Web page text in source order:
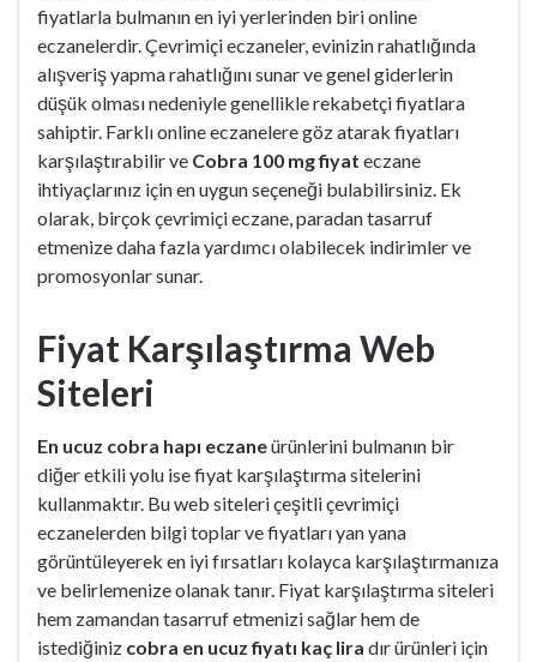
fiyatlarla bulmanın en iyi yerlerinden biri online
eczanelerdir. Çevrimiçi eczaneler, evinizin rahatlığında
alışveriş yapma rahatlığını sunar ve genel giderlerin
düşük olması nedeniyle genellikle rekabetçi fiyatlara
sahiptir. Farklı online eczanelere göz atarak fiyatları
karşılaştırabilir ve Cobra 100 mg fiyat eczane
ihtiyaçlarınız için en uygun seçeneği bulabilirsiniz. Ek
olarak, birçok çevrimiçi eczane, paradan tasarruf
etmenize daha fazla yardımcı olabilecek indirimler ve
promosyonlar sunar.
Fiyat Karşılaştırma Web
Siteleri
En ucuz cobra hapı eczaneürünlerini bulmanın bir
diğer etkili yolu ise fiyat karşılaştırma sitelerini
kullanmaktır. Bu web siteleri çeşitli çevrimiçi
eczanelerden bilgi toplar ve fiyatları yan yana
görüntüleyerek en iyi fırsatları kolayca karşılaştırmanıza
ve belirlemenize olanak tanır. Fiyat karşılaştırma siteleri
hem zamandan tasarruf etmenizi sağlar hem de
istediğiniz cobra en ucuz fiyatı kaç lira dır ürünleri için